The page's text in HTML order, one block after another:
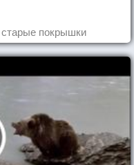
старые покрышки